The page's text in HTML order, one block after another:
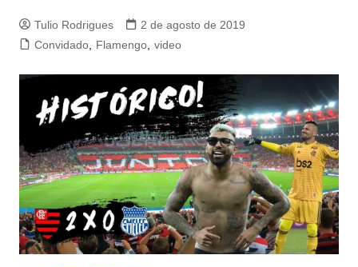
Tulio Rodrigues
2 de agosto de 2019
Convidado, Flamengo, video